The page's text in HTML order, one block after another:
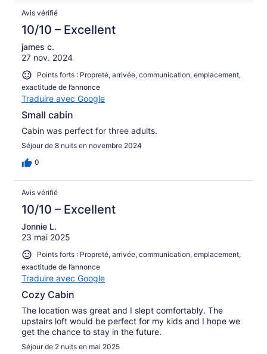
Avis vérifié
10/10 – Excellent
james c.
27 nov. 2024
Points forts : Propreté, arrivée, communication, emplacement,
exactitude de l’annonce
Traduire avec Google
Small cabin
Cabin was perfect for three adults.
Séjour de 8 nuits en novembre 2024
0
Avis vérifié
10/10 – Excellent
Jonnie L.
23 mai 2025
Points forts : Propreté, arrivée, communication, emplacement,
exactitude de l’annonce
Traduire avec Google
Cozy Cabin
The location was great and I slept comfortably. The
upstairs loft would be perfect for my kids and I hope we
get the chance to stay in the future.
Séjour de 2 nuits en mai 2025